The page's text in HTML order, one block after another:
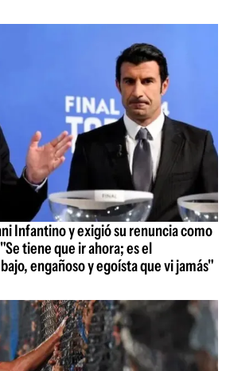
Infantino y exigió su renuncia como
tiene que ir ahora; es el
engañoso y egoísta que vi jamás"